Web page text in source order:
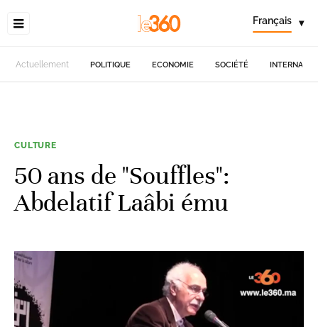
Français ▾
Actuellement POLITIQUE ECONOMIE SOCIÉTÉ
CULTURE
50 ans de "Souffles":
Abdelatif Laâbi ému